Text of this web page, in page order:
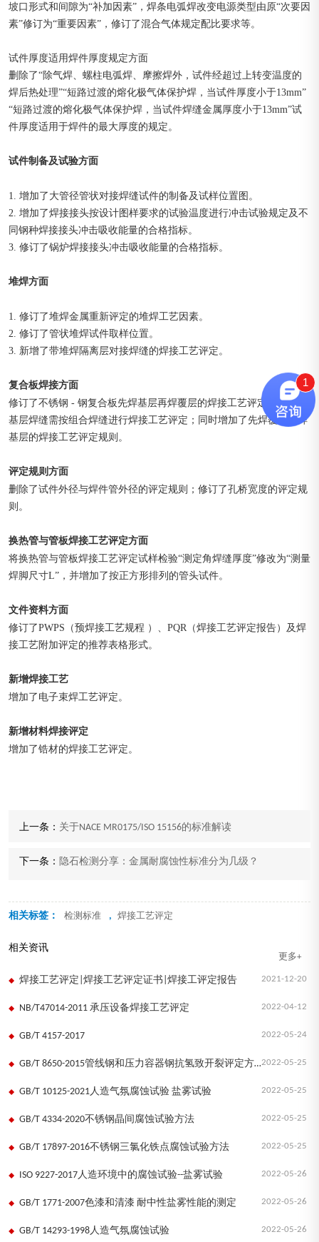
坡口形式和间隙为“补加因素”，焊条电弧焊改变电源类型由原“次要因
素”修订为“重要因素”，修订了混合气体规定配比要求等。
试件厚度适用焊件厚度规定方面
删除了“除气焊、螺柱电弧焊、摩擦焊外，试件经超过上转变温度的
焊后热处理”“短路过渡的熔化极气体保护焊，当试件厚度小于13mm”
“短路过渡的熔化极气体保护焊，当试件焊缝金属厚度小于13mm”试
件厚度适用于焊件的最大厚度的规定。
试件制备及试验方面
1. 增加了大管径管状对接焊缝试件的制备及试样位置图。
2. 增加了焊接接头按设计图样要求的试验温度进行冲击试验规定及不
同钢种焊接接头冲击吸收能量的合格指标。
3. 修订了锅炉焊接接头冲击吸收能量的合格指标。
堆焊方面
1. 修订了堆焊金属重新评定的堆焊工艺因素。
2. 修订了管状堆焊试件取样位置。
3. 新增了带堆焊隔离层对接焊缝的焊接工艺评定。
复合板焊接方面
修订了不锈钢 - 钢复合板先焊基层再焊覆层的焊接工艺评定规则，即
基层焊缝需按组合焊缝进行焊接工艺评定；同时增加了先焊覆层再焊
基层的焊接工艺评定规则。
评定规则方面
删除了试件外径与焊件管外径的评定规则；修订了孔桥宽度的评定规
则。
换热管与管板焊接工艺评定方面
将换热管与管板焊接工艺评定试样检验“测定角焊缝厚度”修改为“测量
焊脚尺寸L”，并增加了按正方形排列的管头试件。
文件资料方面
修订了PWPS（预焊接工艺规程 ）、PQR（焊接工艺评定报告）及焊
接工艺附加评定的推荐表格形式。
新增焊接工艺
增加了电子束焊工艺评定。
新增材料焊接评定
增加了锆材的焊接工艺评定。
上一条： 关于NACE MR0175/ISO 15156的标准解读
下一条： 隐石检测分享：金属耐腐蚀性标准分为几级？
相关标签： 检测标准 , 焊接工艺评定
相关资讯
更多+
2021-12-20
焊接工艺评定|焊接工艺评定证书|焊接工评定报告
2022-04-12
NB/T47014-2011 承压设备焊接工艺评定
2022-05-24
GB/T 4157-2017
2022-05-25
GB/T 8650-2015管线钢和压力容器钢抗氢致开裂评定方法
2022-05-25
GB/T 10125-2021人造气氛腐蚀试验 盐雾试验
2022-05-25
GB/T 4334-2020不锈钢晶间腐蚀试验方法
2022-05-25
GB/T 17897-2016不锈钢三氯化铁点腐蚀试验方法
2022-05-26
ISO 9227-2017人造环境中的腐蚀试验--盐雾试验
2022-05-26
GB/T 1771-2007色漆和清漆 耐中性盐雾性能的测定
2022-05-26
GB/T 14293-1998人造气氛腐蚀试验
1